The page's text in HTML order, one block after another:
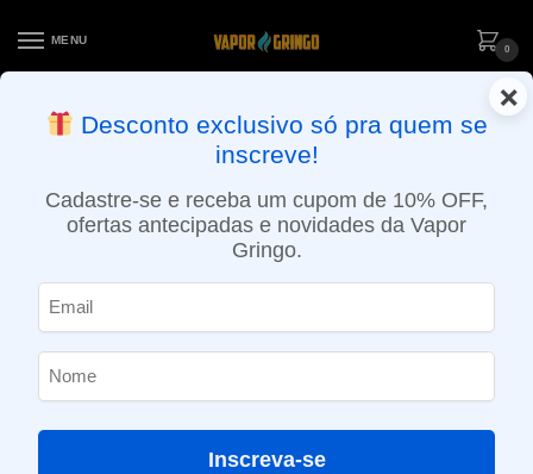
MENU
0
ENTREGA NO MESMO DIA EM SÃO PAULO (SEG A SEX): PEDIDOS
APROVADOS ATÉ 15:30 VIA MOTOBOY
×
Desconto exclusivo só pra quem se
inscreve!
Cadastre-se e receba um cupom de 10% OFF,
ofertas antecipadas e novidades da Vapor
Gringo.
Inscreva-se